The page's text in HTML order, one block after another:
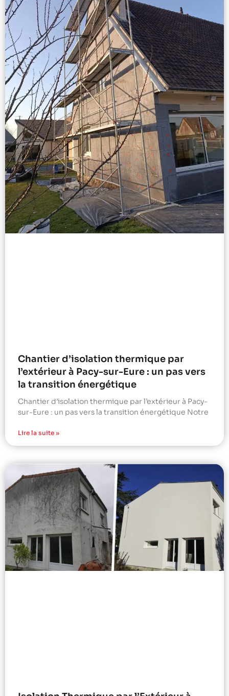
Chantier d’isolation thermique par
l’extérieur à Pacy-sur-Eure : un pas vers
la transition énergétique
Chantier d’isolation thermique par l’extérieur à Pacy-
sur-Eure : un pas vers la transition énergétique Notre
Lire la suite »